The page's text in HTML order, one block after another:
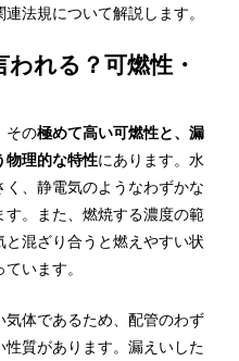
法規について解説します。
れる？可燃性・
その極めて高い可燃性と、漏
物理的な特性にあります。水
、静電気のようなわずかな
。また、燃焼する濃度の範
混ざり合うと燃えやすい状
います。
体であるため、配管のわず
質があります。漏えいした